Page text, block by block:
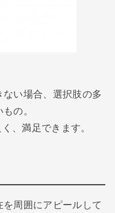
い場合、選択肢の多
の。
、満足できます。
周囲にアピールして